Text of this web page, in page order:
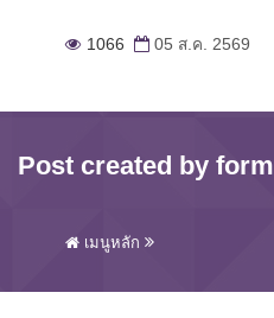
1066 05 ส.ค. 2569
Post created by form
เมนูหลัก